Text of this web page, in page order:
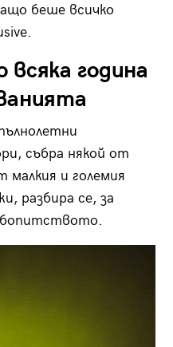
беше всичко
година
събра някой от
малкия и големия
разбира се, за